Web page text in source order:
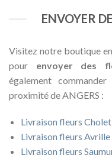
ENVOYER
Visitez notre boutique
pour envoyer des
également
proximité de ANGERS :
Livraison fleurs Cholet
Livraison fleurs Avrille
Livraison fleurs